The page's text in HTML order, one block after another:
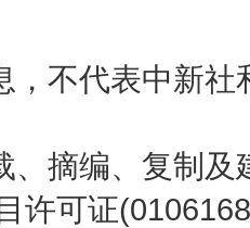
，不代表中新
、摘编、复制
许可证